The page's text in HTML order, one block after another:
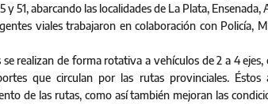
y 51, abarcando las localidades de La Plata, Ensenada,
viales trabajaron en colaboración con Policía,
se realizan de forma rotativa a vehículos de 2 a 4
que circulan por las rutas provinciales.
de las rutas, como así también mejoran las